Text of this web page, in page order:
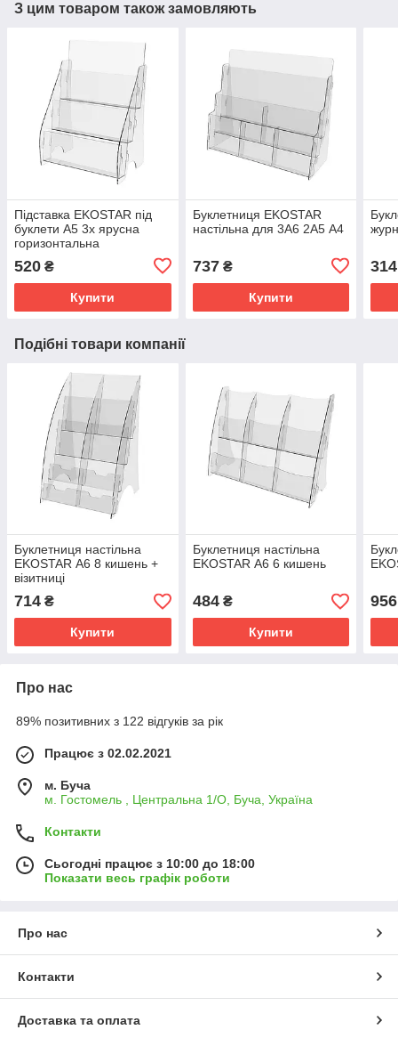
З цим товаром також замовляють
Підставка EKOSTAR під
буклети А5 3х ярусна
горизонтальна
520 ₴
Купити
Буклетниця EKOSTAR
настільна для 3А6 2А5 А4
737₴
Купити
314
Подібні товари компанії
Буклетниця настільна
EKOSTAR А6 8 кишень +
візитниці
714 ₴
Купити
Буклетниця настільна
EKOSTAR А6 6 кишень
484₴
Купити
956
Про нас
89% позитивних з 122 відгуків за рік
Працює з 02.02.2021
м. Буча
м. Гостомель , Центральна 1/О, Буча, Україна
Контакти
Сьогодні працює з 10:00 до 18:00
Показати весь графік роботи
Про нас
Контакти
Доставка та оплата